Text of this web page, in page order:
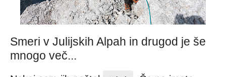
Smeri v Julijskih Alpah in drugod je še
mnogo več...